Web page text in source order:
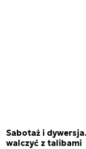
Sabotaż i
walczyć z talibami